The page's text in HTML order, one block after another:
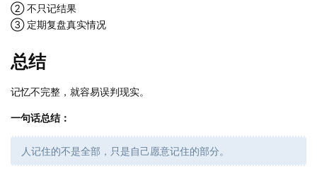
② 不只记结果
③ 定期复盘真实情况
总结
记忆不完整，就容易误判现实。
一句话总结：
人记住的不是全部，只是自己愿意记住的部分。